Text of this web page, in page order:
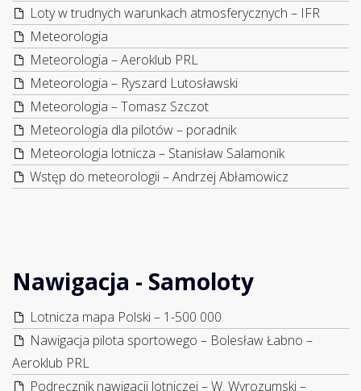
Loty w trudnych warunkach atmosferycznych – IFR
Meteorologia
Meteorologia – Aeroklub PRL
Meteorologia – Ryszard Lutosławski
Meteorologia – Tomasz Szczot
Meteorologia dla pilotów – poradnik
Meteorologia lotnicza – Stanisław Salamonik
Wstęp do meteorologii – Andrzej Abłamowicz
Nawigacja - Samoloty
Lotnicza mapa Polski – 1-500 000
Nawigacja pilota sportowego – Bolesław Łabno –
Aeroklub PRL
Podręcznik nawigacji lotniczej – W. Wyrozumski –